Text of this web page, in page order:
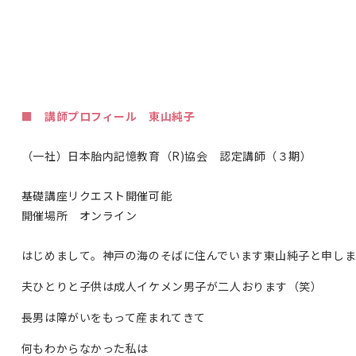
■ 講師プロフィール 東山純子
（一社）日本胎内記憶教育（R)協会 認定講師（３期）
基礎講座リクエスト開催可能
開催場所 オンライン
はじめまして。神戸の海のそばに住んでいます東山純子と申し
夫ひとりと子供は成人イケメン男子が二人おります（笑）
長男は障がいをもって産まれてきて
何もわからなかった私は